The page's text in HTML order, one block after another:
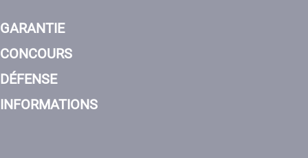
GARANTIE
CONCOURS
DÉFENSE
INFORMATIONS